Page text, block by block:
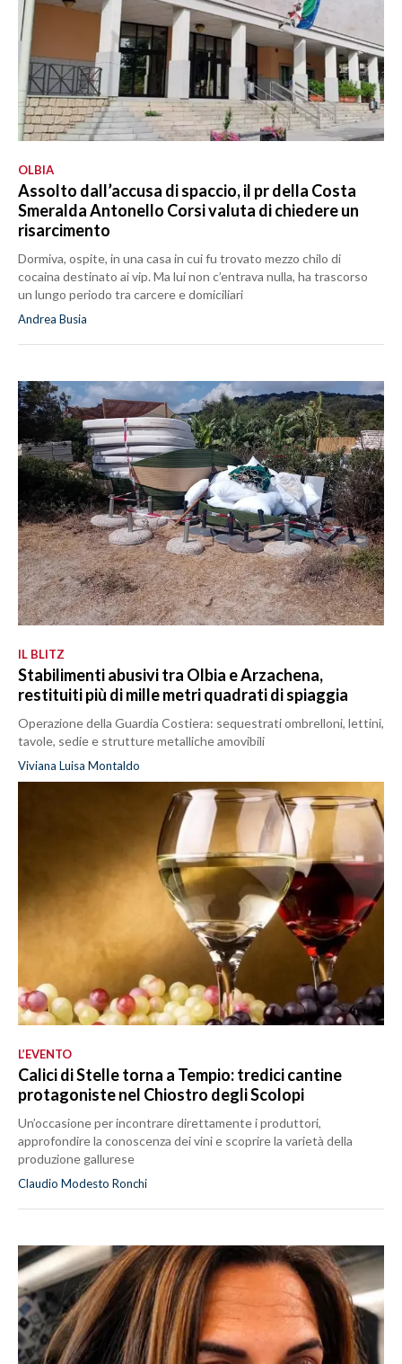
OLBIA
Assolto dall’accusa di spaccio, il pr della Costa
Smeralda Antonello Corsi valuta di chiedere un
risarcimento
Dormiva, ospite, in una casa in cui fu trovato mezzo chilo di
cocaina destinato ai vip. Ma lui non c’entrava nulla, ha trascorso
un lungo periodo tra carcere e domiciliari
Andrea Busia
IL BLITZ
Stabilimenti abusivi tra Olbia e Arzachena,
restituiti più di mille metri quadrati di spiaggia
Operazione della Guardia Costiera: sequestrati ombrelloni, lettini,
tavole, sedie e strutture metalliche amovibili
Viviana Luisa Montaldo
L’EVENTO
Calici di Stelle torna a Tempio: tredici cantine
protagoniste nel Chiostro degli Scolopi
Un’occasione per incontrare direttamente i produttori,
approfondire la conoscenza dei vini e scoprire la varietà della
produzione gallurese
Claudio Modesto Ronchi